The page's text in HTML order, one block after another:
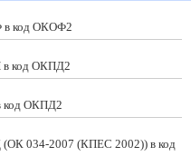
в код ОКОФ2
в код ОКПД2
код ОКПД2
(ОК 034-2007 (КПЕС 2002)) в код